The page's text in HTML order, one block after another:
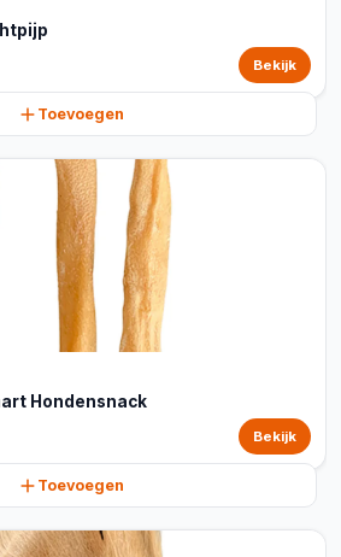
Bekijk
Toevoegen
Hondensnack
Bekijk
Toevoegen